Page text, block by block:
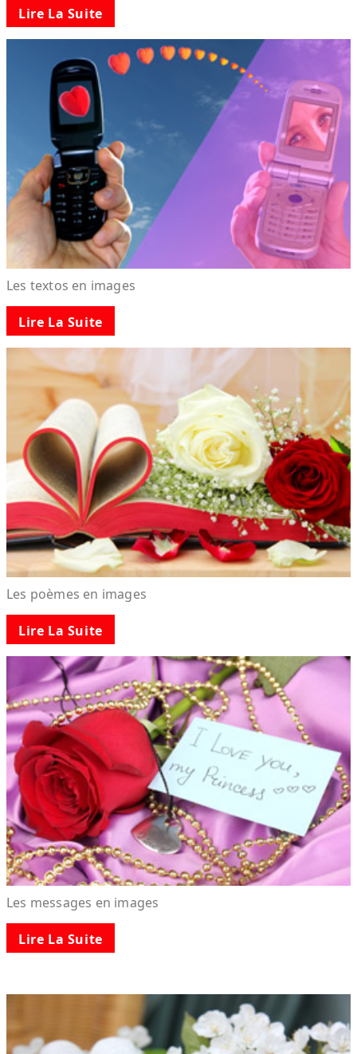
Lire La Suite
Les textos en images
Lire La Suite
Les poèmes en images
Lire La Suite
Les messages en images
Lire La Suite